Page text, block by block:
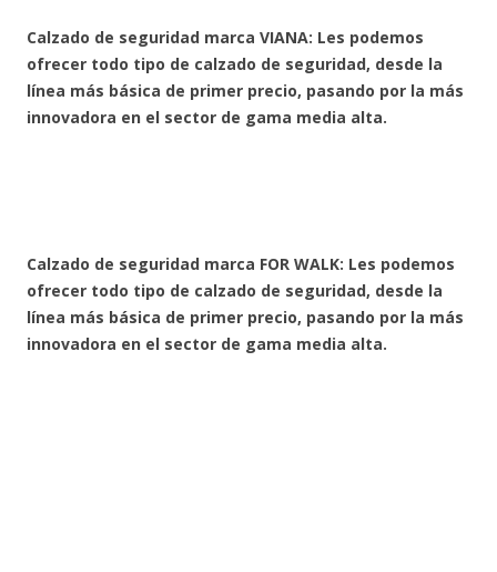
Calzado de seguridad marca VIANA: Les podemos
ofrecer todo tipo de calzado de seguridad, desde la
línea más básica de primer precio, pasando por la más
innovadora en el sector de gama media alta.
Calzado de seguridad marca FOR WALK: Les podemos
ofrecer todo tipo de calzado de seguridad, desde la
línea más básica de primer precio, pasando por la más
innovadora en el sector de gama media alta.